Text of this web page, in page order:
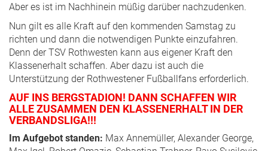
Aber es ist im Nachhinein müßig darüber nachzudenken.
Nun gilt es alle Kraft auf den kommenden Samstag zu
richten und dann die notwendigen Punkte einzufahren.
Denn der TSV Rothwesten kann aus eigener Kraft den
Klassenerhalt schaffen. Aber dazu ist auch die
Unterstützung der Rothwestener Fußballfans erforderlich.
AUF INS BERGSTADION! DANN SCHAFFEN WIR
ALLE ZUSAMMEN DEN KLASSENERHALT IN DER
VERBANDSLIGA!!!
Im Aufgebot standen: Max Annemüller, Alexander George,